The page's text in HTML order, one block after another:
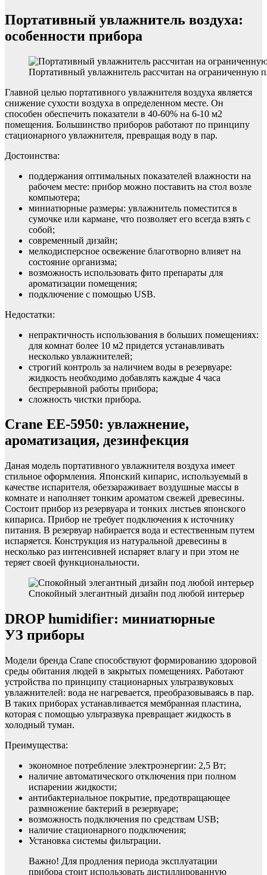
Портативный увлажнитель воздуха:
особенности прибора
Портативный увлажнитель рассчитан на ограниченную
Главной целью портативного увлажнителя воздуха является
снижение сухости воздуха в определенном месте. Он
способен обеспечить показатели в 40-60% на 6-10 м2
помещения. Большинство приборов работают по принципу
стационарного увлажнителя, превращая воду в пар.
Достоинства:
поддержания оптимальных показателей влажности на
рабочем месте: прибор можно поставить на стол возле
компьютера;
миниатюрные размеры: увлажнитель поместится в
сумочке или кармане, что позволяет его всегда взять с
собой;
современный дизайн;
мелкодисперсное освежение благотворно влияет на
состояние организма;
возможность использовать фито препараты для
ароматизации помещения;
подключение с помощью USB.
Недостатки:
непрактичность использования в больших помещениях:
для комнат более 10 м2 придется устанавливать
несколько увлажнителей;
строгий контроль за наличием воды в резервуаре:
жидкость необходимо добавлять каждые 4 часа
беспрерывной работы прибора;
сложность чистки прибора.
Crane EE-5950: увлажнение,
ароматизация, дезинфекция
Даная модель портативного увлажнителя воздуха имеет
стильное оформления. Японский кипарис, используемый в
качестве испарителя, обеззараживает воздушные массы в
комнате и наполняет тонким ароматом свежей древесины.
Состоит прибор из резервуара и тонких листьев японского
кипариса. Прибор не требует подключения к источнику
питания. В резервуар набирается вода и естественным путем
испаряется. Конструкция из натуральной древесины в
несколько раз интенсивней испаряет влагу и при этом не
теряет своей функциональности.
Спокойный элегантный дизайн под любой интерьер
DROP humidifier: миниатюрные
УЗ приборы
Модели бренда Crane способствуют формированию здоровой
среды обитания людей в закрытых помещениях. Работают
устройства по принципу стационарных ультразвуковых
увлажнителей: вода не нагревается, преобразовываясь в пар.
В таких приборах устанавливается мембранная пластина,
которая с помощью ультразвука превращает жидкость в
холодный туман.
Преимущества:
экономное потребление электроэнергии: 2,5 Вт;
наличие автоматического отключения при полном
испарении жидкости;
антибактериальное покрытие, предотвращающее
размножение бактерий в резервуаре;
возможность подключения по средствам USВ;
наличие стационарного подключения;
Установка системы фильтрации.
Важно! Для продления периода эксплуатации
прибора стоит использовать дистиллированную